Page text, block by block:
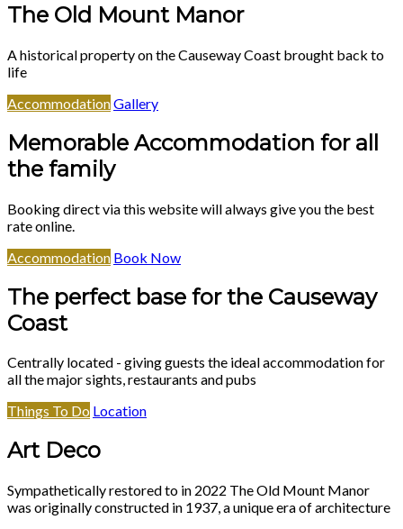
The Old Mount Manor
A historical property on the Causeway Coast brought back to
life
AccommodationGallery
Memorable Accommodation for all
the family
Booking direct via this website will always give you the best
rate online.
Accommodation Book Now
The perfect base for the Causeway
Coast
Centrally located - giving guests the ideal accommodation for
all the major sights, restaurants and pubs
Things To Do Location
Art Deco
Sympathetically restored to in 2022 The Old Mount Manor
was originally constructed in 1937, a unique era of architecture